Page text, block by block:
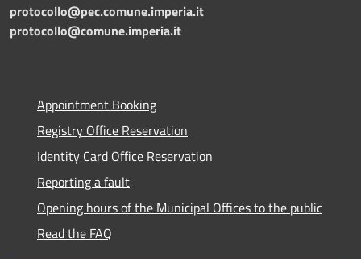
protocollo@pec.comune.imperia.it
protocollo@comune.imperia.it
Appointment Booking
Registry Office Reservation
Identity Card Office Reservation
Reporting a fault
Opening hours of the Municipal Offices to the public
Read the FAQ